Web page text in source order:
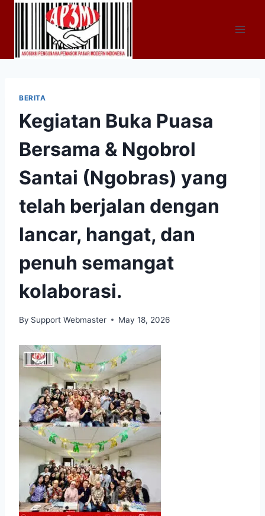
BERITA
Kegiatan Buka Puasa
Bersama & Ngobrol
Santai (Ngobras) yang
telah berjalan dengan
lancar, hangat, dan
penuh semangat
kolaborasi.
By Support Webmaster May 18, 2026